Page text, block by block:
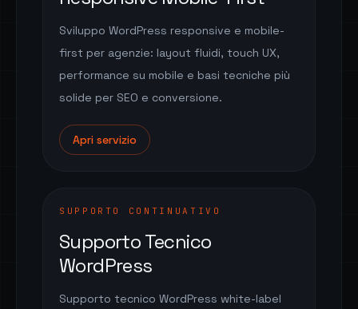
Sviluppo WordPress responsive e mobile-
first per agenzie: layout fluidi, touch UX,
performance su mobile e basi tecniche più
solide per SEO e conversione.
Apri servizio
SUPPORTO CONTINUATIVO
Supporto Tecnico
WordPress
Supporto tecnico WordPress white-label